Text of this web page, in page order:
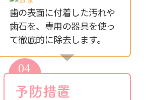
歯の表面に付着した汚れや
歯石を、専用の器具を使っ
て徹底的に除去します。
予防措置